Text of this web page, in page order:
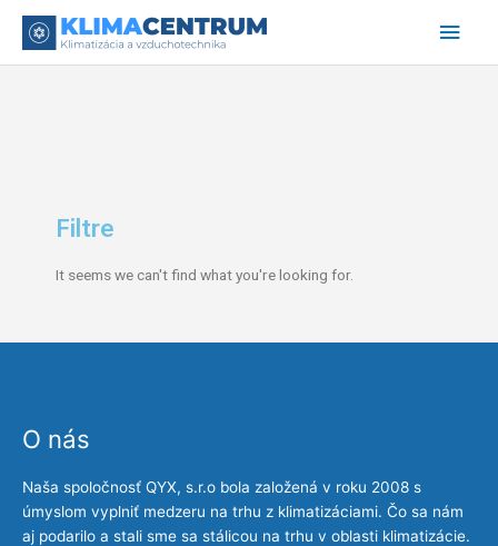
Filtre
It seems we can't find what you're looking for.
O nás
Naša spoločnosť QYX, s.r.o bola založená v roku 2008 s
úmyslom vyplniť medzeru na trhu z klimatizáciami. Čo sa nám
aj podarilo a stali sme sa stálicou na trhu v oblasti klimatizácie.